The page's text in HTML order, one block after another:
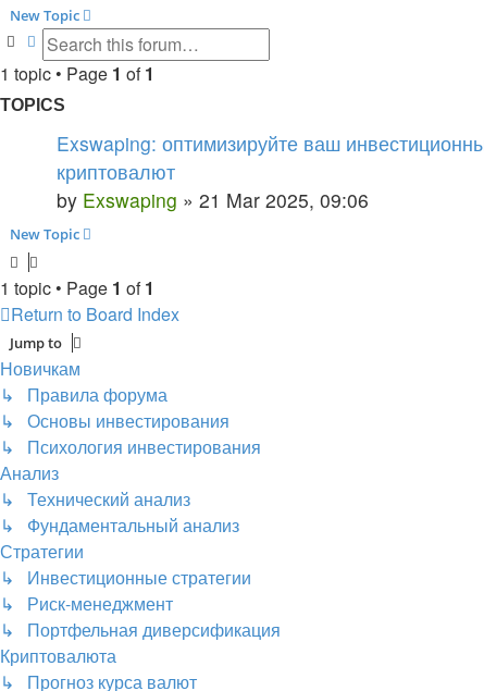
New Topic
SearchAdvanced search
1 topic • Page 1 of1
TOPICS
Exswaping: оптимизируйте ваш
криптовалют
by Exswaping » 21 Mar 2025, 09:06
New Topic
1 topic • Page 1 of1
Return to Board Index
Jump to
Новичкам
↳ Правила форума
↳ Основы инвестирования
↳ Психология инвестирования
Анализ
↳ Технический анализ
↳ Фундаментальный анализ
Стратегии
↳ Инвестиционные стратегии
↳ Риск-менеджмент
↳ Портфельная диверсификация
Криптовалюта
↳ Прогноз курса валют